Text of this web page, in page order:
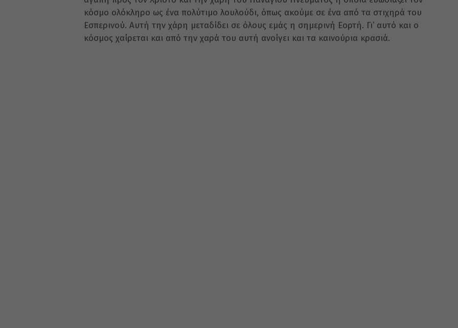
κόσμο ολόκληρο ως ένα πολύτιμο λουλούδι, όπως ακούμε σε ένα από τα στιχηρά του
Εσπερινού. Αυτή την χάρη μεταδίδει σε όλους εμάς η σημερινή Εορτή. Γι’ αυτό και ο
κόσμος χαίρεται και από την χαρά του αυτή ανοίγει και τα καινούρια κρασιά.